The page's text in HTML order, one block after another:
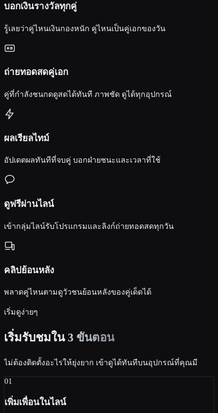
บอกเงินรางวัลทุกคู่
รู้เลยว่าคู่ไหนเงินกองหนัก คู่ไหนเป็นคู่เอกของวัน
ถ่ายทอดสดคู่เอก
คู่ที่กำลังชนกดดูสดได้ทันที ภาพชัด ดูได้ทุกอุปกรณ์
ผลเรียลไทม์
อัปเดตผลทันทีที่จบคู่ บอกฝ่ายชนะและเวลาที่ใช้
ดูฟรีผ่านไลน์
เข้ากลุ่มไลน์รับโปรแกรมและลิงก์ถ่ายทอดสดทุกวัน
คลิปย้อนหลัง
พลาดคู่ไหนตามดูวัวชนย้อนหลังของคู่เด็ดได้
เริ่มดูง่ายๆ
เริ่มรับชมใน3 ขั้นตอน
ไม่ต้องติดตั้งอะไรให้ยุ่งยาก เข้าดูได้ทันทีบนอุปกรณ์ที่คุณมี
01
เพิ่มเพื่อนในไลน์